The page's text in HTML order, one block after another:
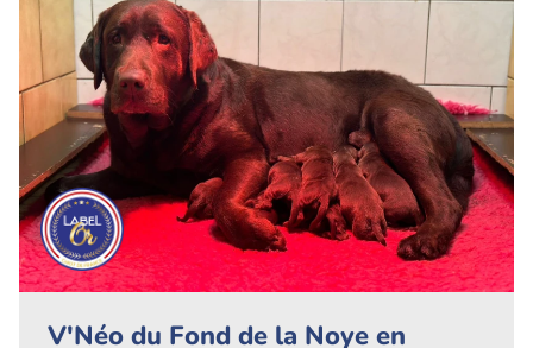
V'Néo du Fond de la Noye en